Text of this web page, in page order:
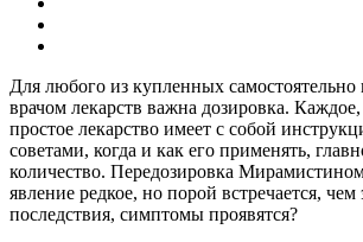
Для любого из купленных
врачом лекарств важна дозировка.
простое лекарство имеет с собой
советами, когда и как его применять,
количество. Передозировка
явление редкое, но порой встречается, чем
последствия, симптомы проявятся?